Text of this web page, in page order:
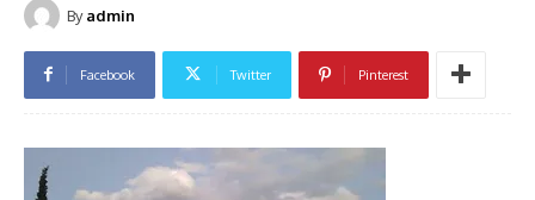
By admin
Facebook Twitter Pinterest